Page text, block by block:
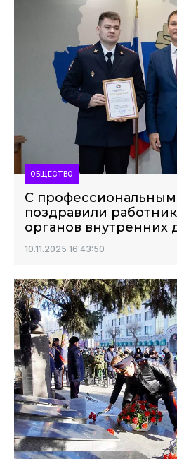
ОБЩЕСТВО
С
поздравили
органов внутренних
10.11.2025 16:43:50